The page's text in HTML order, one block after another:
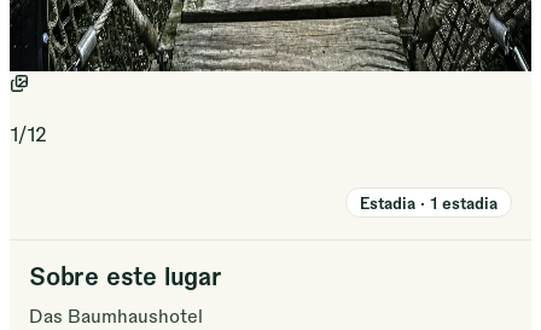
1/12
Estadia · 1 estadia
Sobre este lugar
Das Baumhaushotel